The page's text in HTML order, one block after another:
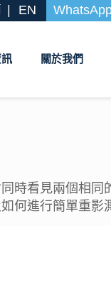
EN
關於我們
時看見兩個相同
如何進行簡單重影